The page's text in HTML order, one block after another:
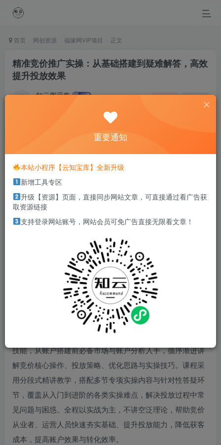
首页 网创资源 福缘网VIP项目 正文
精准竞价推广实操：从基础搭建到疑难解答，高效
提升投放效果
知云阁采集
In the face of difficulties, be brave, persistent and
面对困难的时候，要勇敢、执着、不畏艰辛地去战胜它
本站部分资源打包为压缩包以方便分享，涉及较多
解压密码，如果你下载的资源需要解压密码，请点
击解压密码
本课程为专业竞价推广实战培训，聚焦竞价投放全流程核心
技能，从账户搭建前必备市场与账户分析入手，循序渐进讲
解竞价核心操作、投放策略、优化思路与实操技巧。课程采
用分段式精讲教学，搭配多节专项实操内容与针对性答疑环
节，覆盖从入门到进阶的各类实操难点，解决投放过程中常
见问题与困惑。全程以实战为主，不讲空泛理论，帮助竞价
从业者、运营人员快速夯实基础、提升投放能力，降低获客
成本，提高账户效果与转化效率。
重要通知
本站小程序【云知宝库】全新升级
新增工具专区
升级【资源】页面，直接同步网站文章，可直接通过看广告获
取资源链接
支持登录网站账号，网站会员可免广告直接无限看文章！